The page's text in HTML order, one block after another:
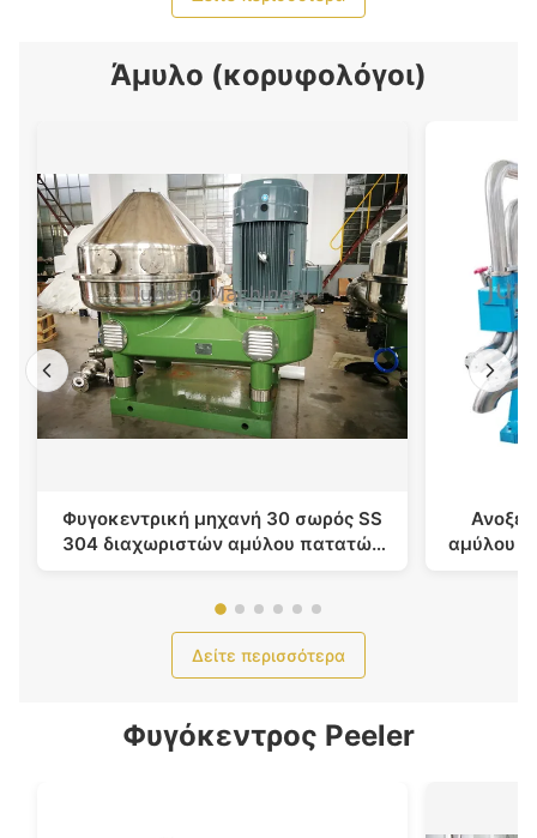
Άμυλο (κορυφολόγοι)
Φυγοκεντρική μηχανή 30 σωρός SS
304 διαχωριστών αμύλου πατατών
αμύλου
Δείτε περισσότερα
Φυγόκεντρος Peeler